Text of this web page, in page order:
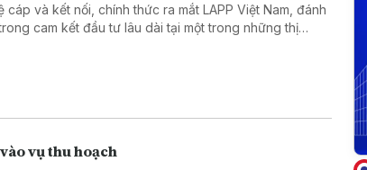
và kết nối, chính thức ra mắt LAPP Việt Nam, đánh
cam kết đầu tư lâu dài tại một trong những thị
vụ thu hoạch